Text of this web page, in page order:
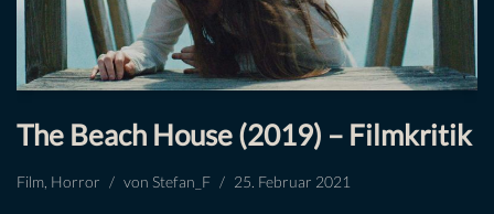
The Beach House (2019) – Filmkritik
Film Horror von Stefan_F 25. Februar 2021